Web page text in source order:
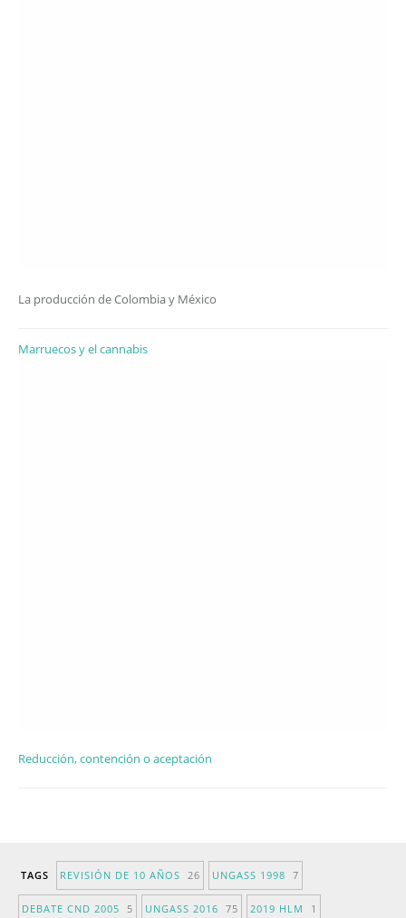
La producción de Colombia y México
Marruecos y el cannabis
Reducción, contención o aceptación
TAGS REVISIÓN DE 10 AÑOS 26 UNGASS 1998 7
DEBATE CND 2005 5 UNGASS 2016 75 2019 HLM 1